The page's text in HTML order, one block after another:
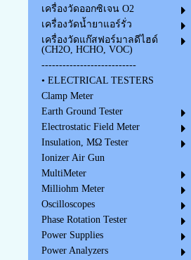
เครื่องวัดออกซิเจน O2
เครื่องวัดน้ำยาแอร์รั่ว
เครื่องวัดแก๊สฟอร์มาลดีไฮด์
(CH2O, HCHO, VOC)
---------------------------
• ELECTRICAL TESTERS
Clamp Meter
Earth Ground Tester
Electrostatic Field Meter
Insulation, MΩ Tester
Ionizer Air Gun
MultiMeter
Milliohm Meter
Oscilloscopes
Phase Rotation Tester
Power Supplies
Power Analyzers